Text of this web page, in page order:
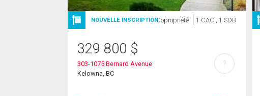
NOUVELLE INSCRIPTIONCopropriété 1 CAC , 1 SDB
329 800 $
303-1075 Bernard Avenue
Kelowna, BC
?